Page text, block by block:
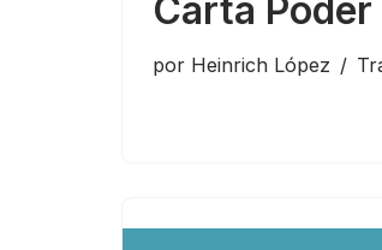
Carta
por Heinrich López